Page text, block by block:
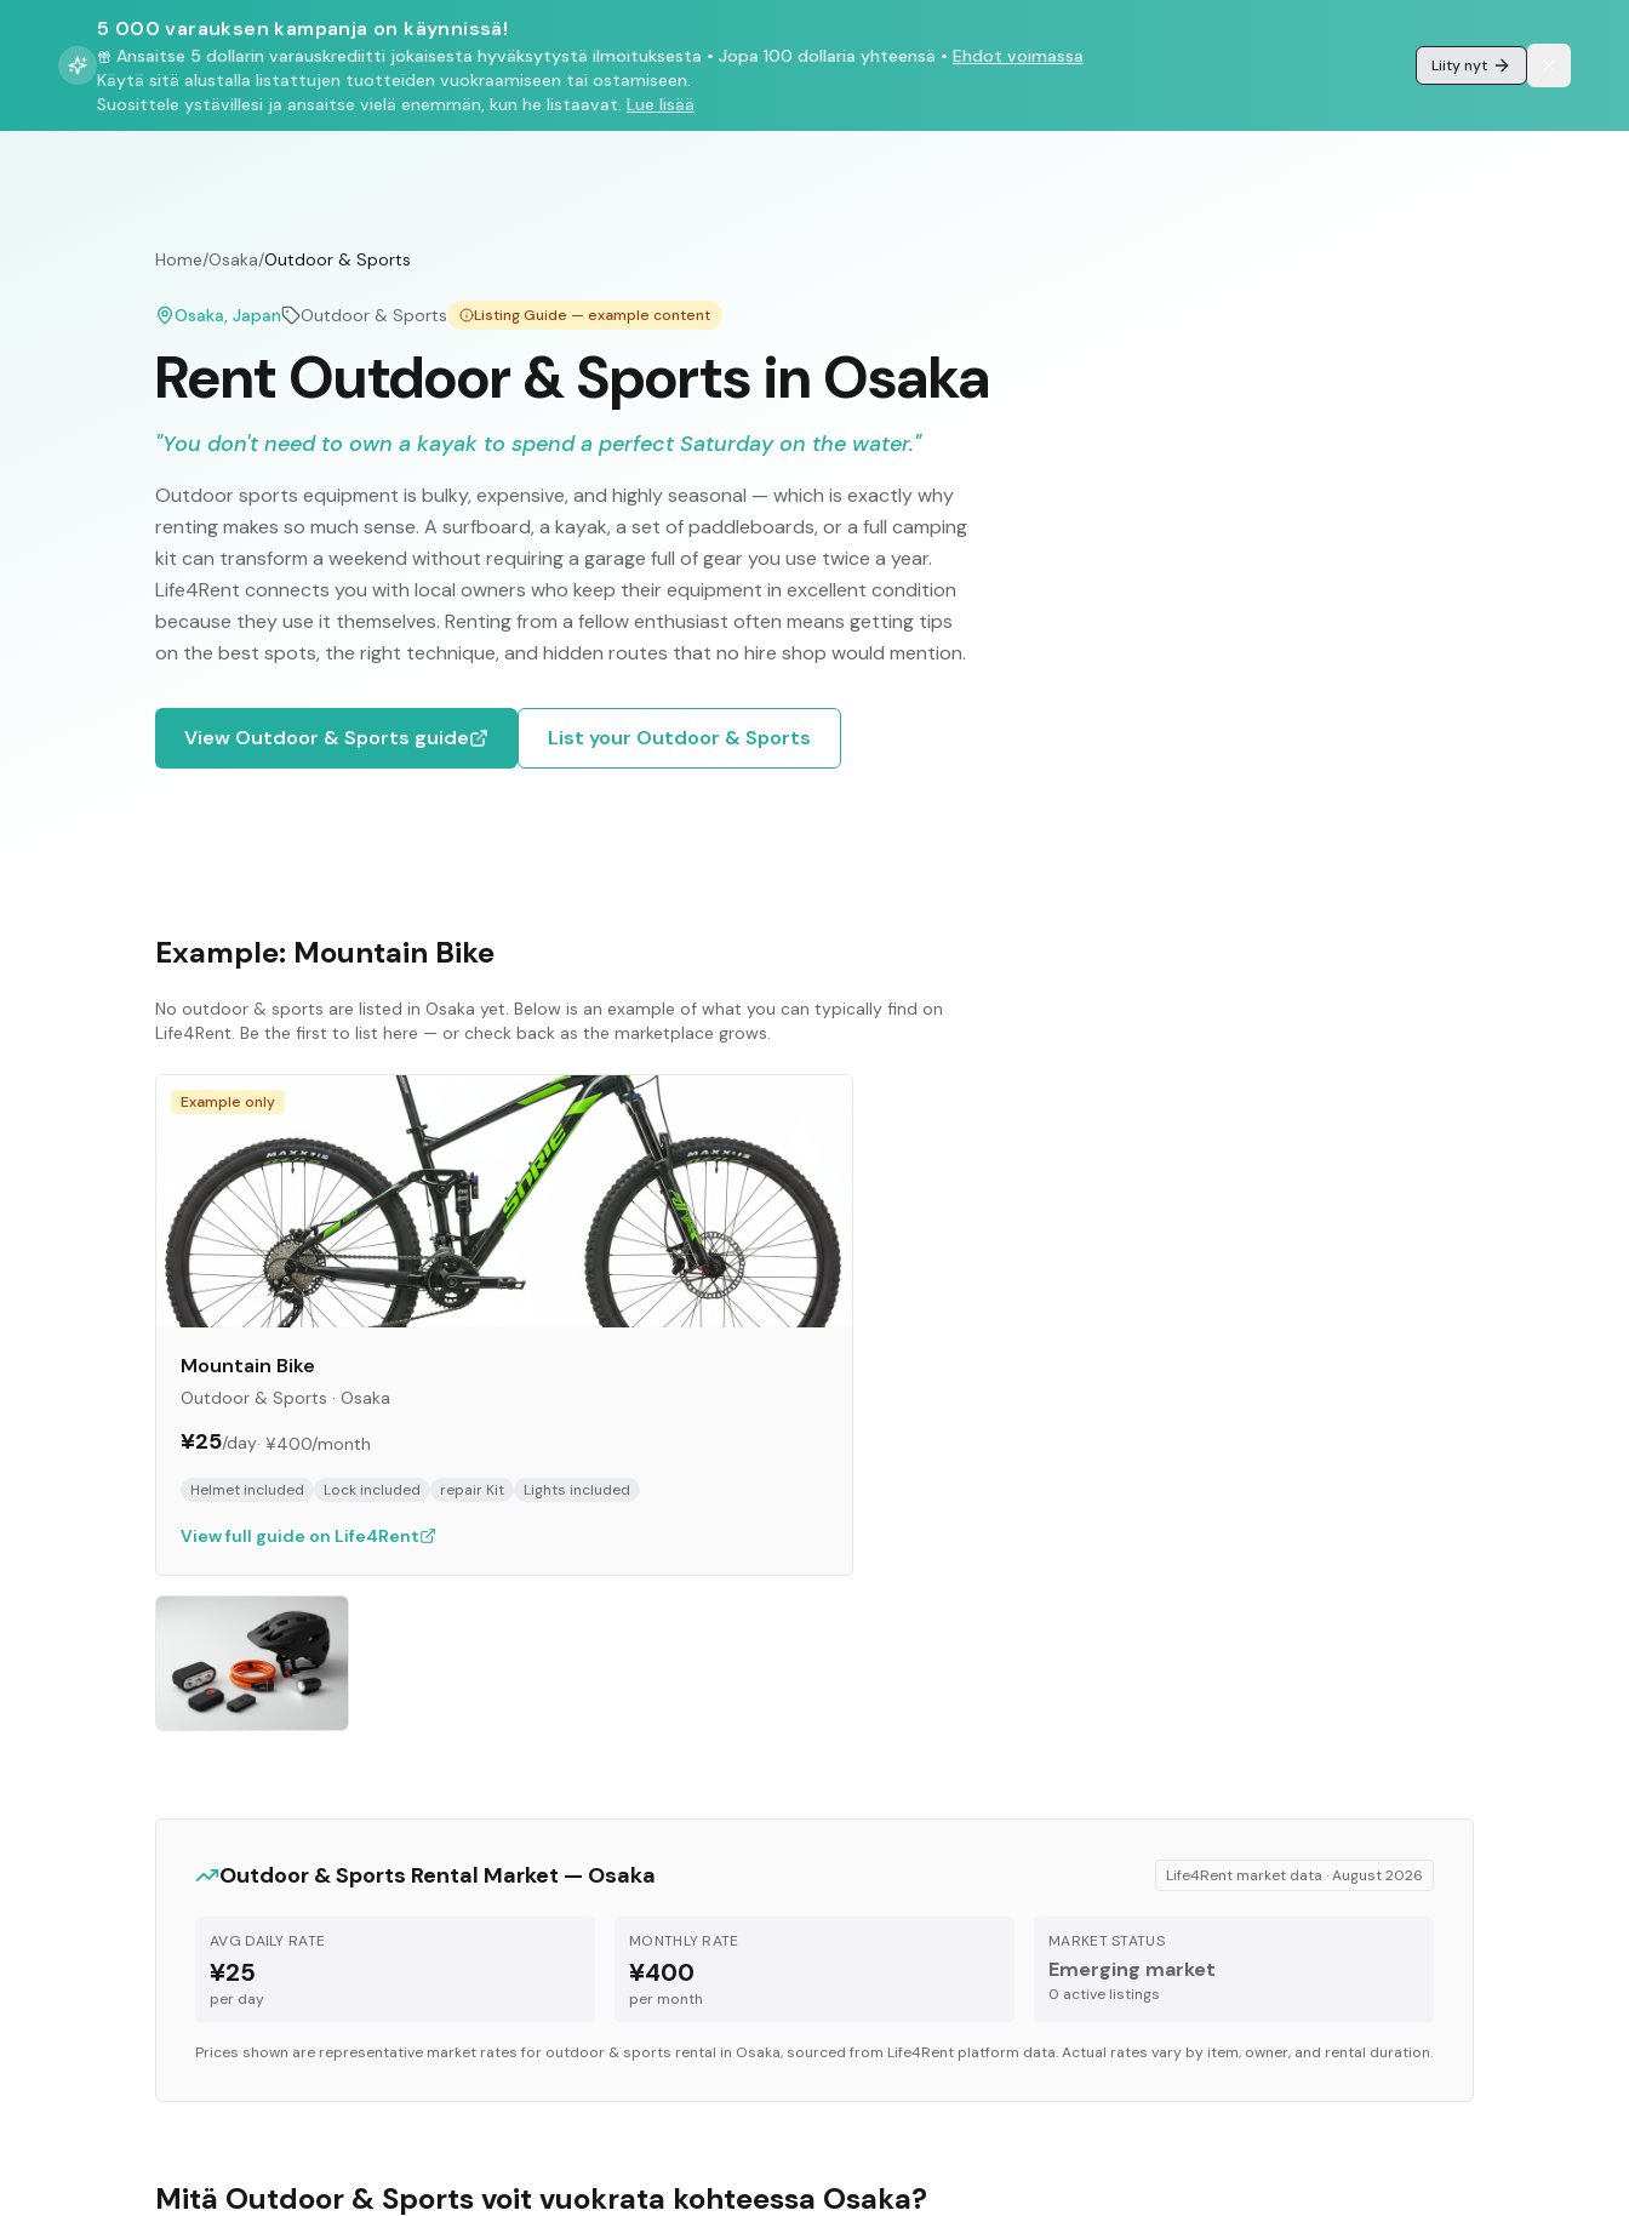
5 000 varauksen kampanja on käynnissä!
Ansaitse 5 dollarin varauskrediitti jokaisesta hyväksytystä ilmoituksesta • Jopa 100 dollaria yhteensä • Ehdot voimassa
Käytä sitä alustalla listattujen tuotteiden vuokraamiseen tai ostamiseen.
Suosittele ystävillesi ja ansaitse vielä enemmän, kun he listaavat. Lue lisää
Liity nyt
Home/Osaka/Outdoor & Sports
Osaka, Japan Outdoor & Sports Listing Guide — example content
Rent Outdoor & Sports in Osaka
"You don't need to own a kayak to spend a perfect Saturday on the water."
Outdoor sports equipment is bulky, expensive, and highly seasonal — which is exactly why
renting makes so much sense. A surfboard, a kayak, a set of paddleboards, or a full camping
kit can transform a weekend without requiring a garage full of gear you use twice a year.
Life4Rent connects you with local owners who keep their equipment in excellent condition
because they use it themselves. Renting from a fellow enthusiast often means getting tips
on the best spots, the right technique, and hidden routes that no hire shop would mention.
View Outdoor & Sports guide List your Outdoor & Sports
Example: Mountain Bike
No outdoor & sports are listed in Osaka yet. Below is an example of what you can typically find on
Life4Rent. Be the first to list here — or check back as the marketplace grows.
Example only
Mountain Bike
Outdoor & Sports · Osaka
¥25/day· ¥400/month
Helmet included Lock included repair Kit Lights included
View full guide on Life4Rent
Outdoor & Sports Rental Market — Osaka Life4Rent market data ·August 2026
AVG DAILY RATE
¥25
per day
MONTHLY RATE
¥400
per month
MARKET STATUS
Emerging market
0 active listings
Prices shown are representative market rates for outdoor & sports rental in Osaka, sourced from Life4Rent platform data. Actual rates vary by item, owner, and rental duration.
Mitä Outdoor & Sports voit vuokrata kohteessa Osaka?